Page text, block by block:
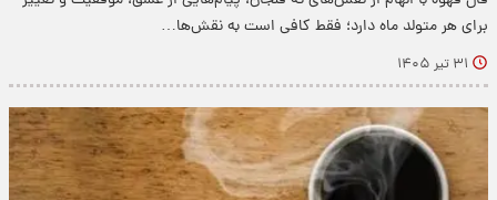
برای هر متولد ماه دارد؛ فقط کافی است به نقش‌ها…
۳۱ تیر ۱۴۰۵